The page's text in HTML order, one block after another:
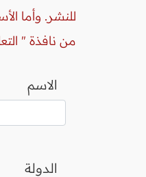
للنشر. وأما
من نافذة "
الاسم
الدولة